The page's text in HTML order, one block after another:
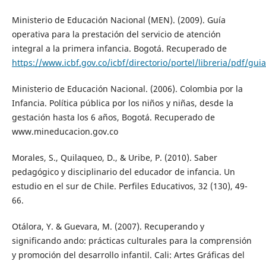
Ministerio de Educación Nacional (MEN). (2009). Guía
operativa para la prestación del servicio de atención
integral a la primera infancia. Bogotá. Recuperado de
https://www.icbf.gov.co/icbf/directorio/portel/libreria/pdf/
Ministerio de Educación Nacional. (2006). Colombia por la
Infancia. Política pública por los niños y niñas, desde la
gestación hasta los 6 años, Bogotá. Recuperado de
www.mineducacion.gov.co
Morales, S., Quilaqueo, D., & Uribe, P. (2010). Saber
pedagógico y disciplinario del educador de infancia. Un
estudio en el sur de Chile. Perfiles Educativos, 32 (130), 49-
66.
Otálora, Y. & Guevara, M. (2007). Recuperando y
significando ando: prácticas culturales para la comprensión
y promoción del desarrollo infantil. Cali: Artes Gráficas del